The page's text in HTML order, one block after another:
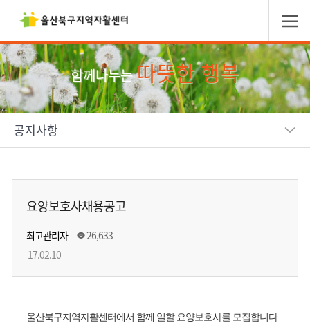
함께나누는따뜻한 행복
공지사항
요양보호사채용공고
최고관리자
26,633
17.02.10
울산북구지역자활센터에서 함께 일할 요양보호사를 모집합니다..